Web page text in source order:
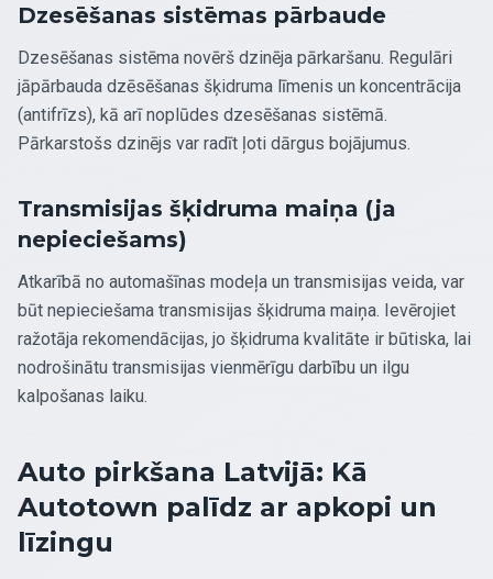
Dzesēšanas sistēmas pārbaude
Dzesēšanas sistēma novērš dzinēja pārkaršanu. Regulāri
jāpārbauda dzēsēšanas šķidruma līmenis un koncentrācija
(antifrīzs), kā arī noplūdes dzesēšanas sistēmā.
Pārkarstošs dzinējs var radīt ļoti dārgus bojājumus.
Transmisijas šķidruma maiņa (ja
nepieciešams)
Atkarībā no automašīnas modeļa un transmisijas veida, var
būt nepieciešama transmisijas šķidruma maiņa. Ievērojiet
ražotāja rekomendācijas, jo šķidruma kvalitāte ir būtiska, lai
nodrošinātu transmisijas vienmērīgu darbību un ilgu
kalpošanas laiku.
Auto pirkšana Latvijā: Kā
Autotown palīdz ar apkopi un
līzingu